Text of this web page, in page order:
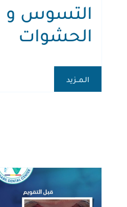
نعتني
التسوس و
الحشوات
الـمــزيد